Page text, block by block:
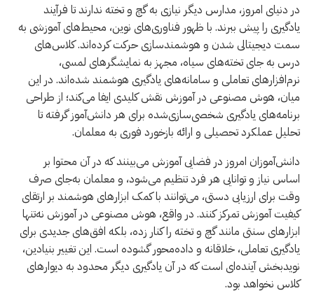
در دنیای امروز، مدارس دیگر نیازی به گچ و تخته ندارند تا فرآیند
یادگیری را پیش ببرند. با ظهور فناوری‌های نوین، محیط‌های آموزشی به
سمت دیجیتالی شدن و هوشمندسازی حرکت کرده‌اند. کلاس‌های
درس به جای تخته‌های سیاه، مجهز به نمایشگرهای لمسی،
نرم‌افزارهای تعاملی و سامانه‌های یادگیری هوشمند شده‌اند. در این
میان، هوش مصنوعی در آموزش نقش کلیدی ایفا می‌کند؛ از طراحی
برنامه‌های یادگیری شخصی‌سازی‌شده برای هر دانش‌آموز گرفته تا
تحلیل عملکرد تحصیلی و ارائه بازخورد فوری به معلمان.
دانش‌آموزان امروز در فضایی آموزش می‌بینند که در آن محتوا بر
اساس نیاز و توانایی هر فرد تنظیم می‌شود، و معلمان به‌جای صرف
وقت برای ارزیابی دستی، می‌توانند با کمک ابزارهای هوشمند بر ارتقای
کیفیت آموزش تمرکز کنند. در واقع، هوش مصنوعی در آموزش نه‌تنها
ابزارهای سنتی مانند گچ و تخته را کنار زده، بلکه افق‌های جدیدی برای
یادگیری تعاملی، خلاقانه و داده‌محور گشوده است. این تغییر بنیادین،
نویدبخش آینده‌ای است که در آن یادگیری دیگر محدود به دیوارهای
کلاس نخواهد بود.